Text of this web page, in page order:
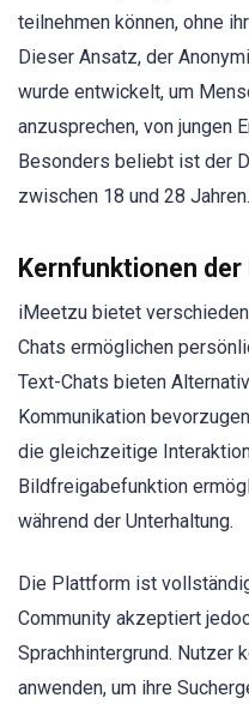
teilnehmen können, ohne
Dieser Ansatz, der
wurde entwickelt, um
anzusprechen, von jungen
Besonders beliebt ist der
zwischen 18 und 28 Jahren.
Kernfunktionen
iMeetzu bietet
Chats ermöglichen
Text-Chats bieten
Kommunikation
die gleichzeitige
Bildfreigabefunktion
während der Unterhaltung.
Die Plattform ist
Community akzeptiert
Sprachhintergrund. Nutzer
anwenden, um ihre